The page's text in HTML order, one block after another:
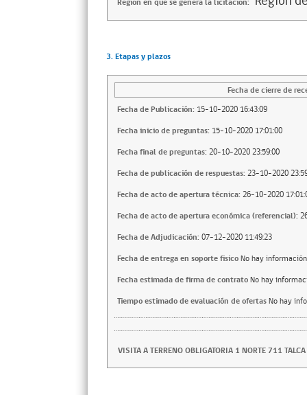
Región en que se genera la licitación:
3. Etapas y plazos
Fecha de cierre de
Fecha de Publicación: 15-10-2020 16:43:09
Fecha inicio de preguntas: 15-10-2020 17:01:00
Fecha final de preguntas: 20-10-2020 23:59:00
Fecha de publicación de respuestas: 23-10-2020
Fecha de acto de apertura técnica: 26-10-2020
Fecha de acto de apertura económica (referencial):
Fecha de Adjudicación: 07-12-2020 11:49:23
Fecha de entrega en soporte fisicoNo hay información
Fecha estimada de firma de contratoNo hay
Tiempo estimado de evaluación de ofertasNo hay
VISITA A TERRENO OBLIGATORIA 1 NORTE 711 TALCA